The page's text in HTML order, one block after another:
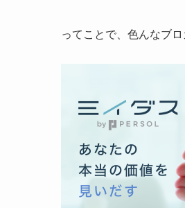
ってことで、色んなブ